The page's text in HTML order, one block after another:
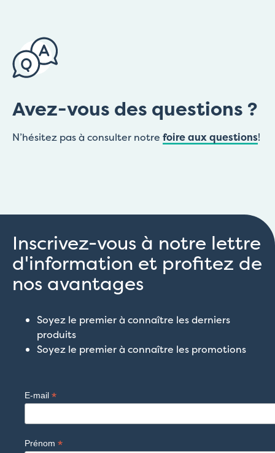
Avez-vous des questions ?
N’hésitez pas à consulter notre foire aux questions!
Inscrivez-vous à notre lettre
d'information et profitez de
nos avantages
Soyez le premier à connaître les derniers
produits
Soyez le premier à connaître les promotions
E-mail *
Prénom *